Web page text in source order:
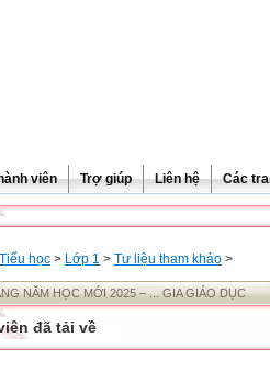
viên Trợ giúp Liên hệ Các
Tiểu học > Lớp 1 > Tư liệu tham khảo >
NĂM HỌC MỚI 2025 – ... GIA GIÁO DỤC
đã tải về